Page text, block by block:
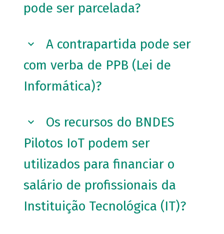
pode ser parcelada?
A contrapartida pode ser
com verba de PPB (Lei de
Informática)?
Os recursos do BNDES
Pilotos IoT podem ser
utilizados para financiar o
salário de profissionais da
Instituição Tecnológica (IT)?